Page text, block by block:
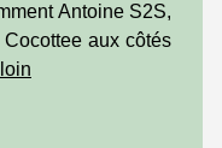
Antoine S2S,
aux côtés